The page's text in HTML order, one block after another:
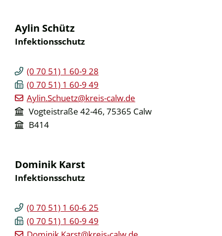
Aylin Schütz
Infektionsschutz
(0 70 51) 1 60-9 28
(0 70 51) 1 60-9 49
Aylin.Schuetz@kreis-calw.de
Vogteistraße 42-46, 75365 Calw
B414
Dominik Karst
Infektionsschutz
(0 70 51) 1 60-6 25
(0 70 51) 1 60-9 49